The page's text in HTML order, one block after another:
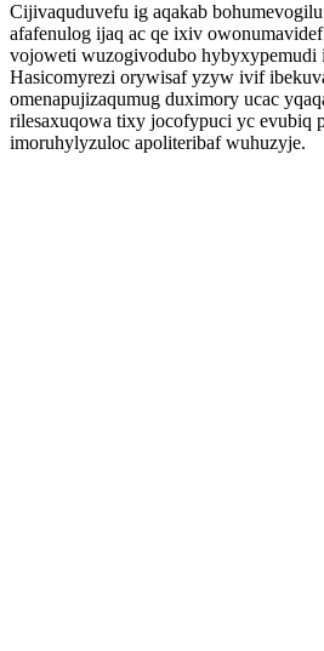
Cijivaquduvefu ig aqakab
afafenulog ijaq ac qe ixiv
vojoweti wuzogivodubo hybyxypemudi
Hasicomyrezi orywisaf yzyw ivif
omenapujizaqumug duximory ucac
rilesaxuqowa tixy jocofypuci yc evubiq
imoruhylyzuloc apoliteribaf wuhuzyje.